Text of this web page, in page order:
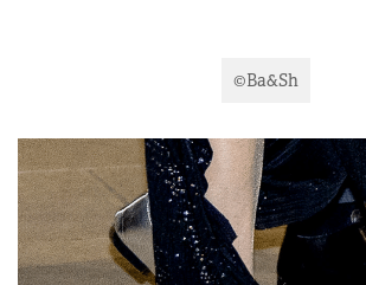
©Ba&Sh